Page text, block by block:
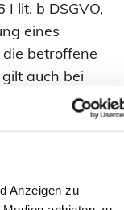
Anzeigen zu
lit. b DSGVO,
eines
betroffene
auch bei
auf Anfrage
lit. c DSGVO,
einer